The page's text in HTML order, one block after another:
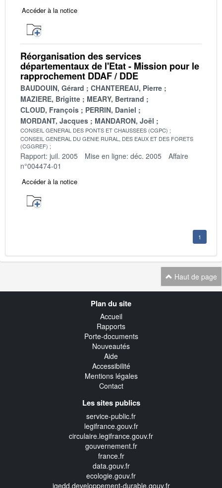
Accéder à la notice
Réorganisation des services
départementaux de l'Etat - Mission pour le
rapprochement DDAF / DDE
BAUDOUIN, Gérard
CHANTEREAU, Pierre
MAZIERE, Brigitte
MEARY, Bertrand
CLOUD, François
PERRIN, Daniel
MORDANT, Jacques
MANDARON, Joël
CONSEIL GENERAL DES PONTS ET CHAUSSEES (CGPC)
CONSEIL GENERAL DU GENIE RURAL, DES EAUX ET DES FORETS
(CGGREF)
Rapport: juil. 2005 Mise en ligne: déc. 2005
Affaire
n°004474-01
Accéder à la notice
1
Haut de page
Plan du site
Accueil
Rapports
Porte-documents
Nouveautés
Aide
Accessibilité
Mentions légales
Contact
Les sites publics
service-public.fr
legifrance.gouv.fr
circulaire.legifrance.gouv.fr
gouvernement.fr
france.fr
data.gouv.fr
ecologie.gouv.fr
igedd.developpement-durable.gouv.fr